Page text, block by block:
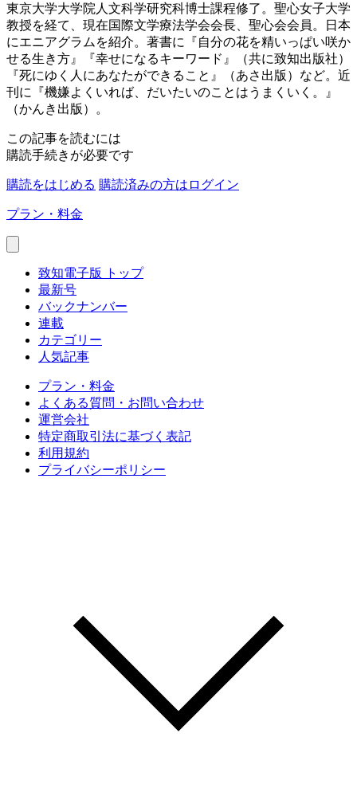
東京大学大学院人文科学研究科博士課程修了。聖心女子大学
教授を経て、現在国際文学療法学会会長、聖心会会員。日本
にエニアグラムを紹介。著書に『自分の花を精いっぱい咲か
せる生き方』『幸せになるキーワード』（共に致知出版社）
『死にゆく人にあなたができること』（あさ出版）など。近
刊に『機嫌よくいれば、だいたいのことはうまくいく。』
（かんき出版）。
この記事を読むには
購読手続きが必要です
購読をはじめる 購読済みの方はログイン
プラン・料金
致知電子版 トップ
最新号
バックナンバー
連載
カテゴリー
人気記事
プラン・料金
よくある質問・お問い合わせ
運営会社
特定商取引法に基づく表記
利用規約
プライバシーポリシー